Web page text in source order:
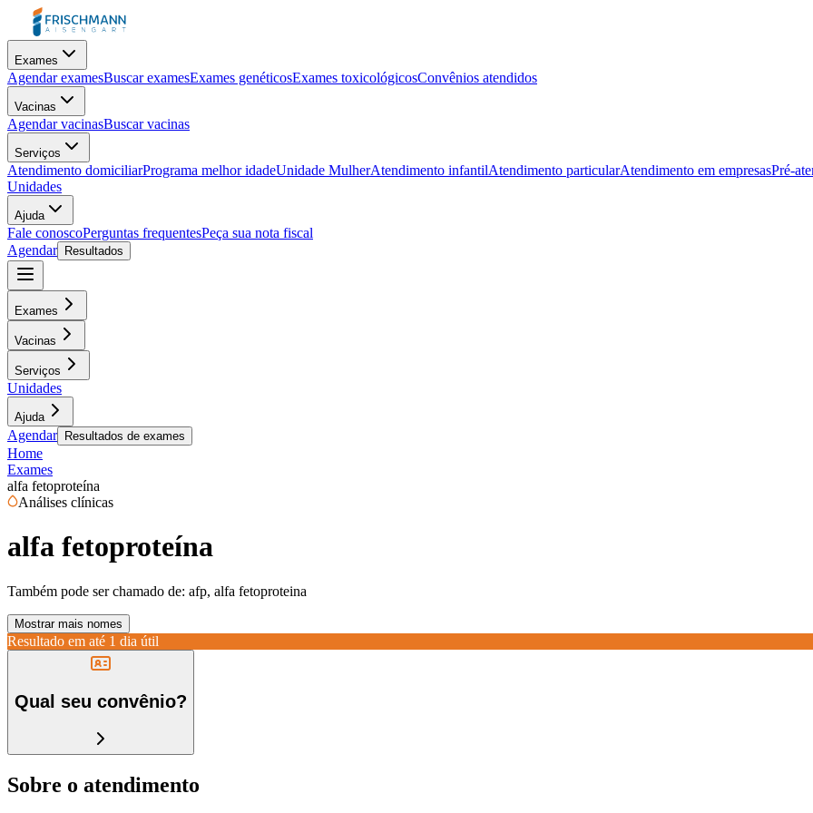
Exames
Agendar examesBuscar examesExames genéticosExames toxicológicosConvênios atendidos
Vacinas
Agendar vacinasBuscar vacinas
Serviços
Atendimento domiciliarPrograma melhor idadeUnidade MulherAtendimento infantilAtendimento particularAtendimento em empresasPré-
Unidades
Ajuda
Fale conoscoPerguntas frequentesPeça sua nota fiscal
Agendar
Resultados
Exames
Vacinas
Serviços
Unidades
Ajuda
Agendar Resultados de exames
Home
Exames
alfa fetoproteína
Análises clínicas
alfa fetoproteína
Também pode ser chamado de: afp, alfa fetoproteina
Mostrar mais nomes
Resultado em até 1 dia útil
Qual seu convênio?
Sobre o atendimento